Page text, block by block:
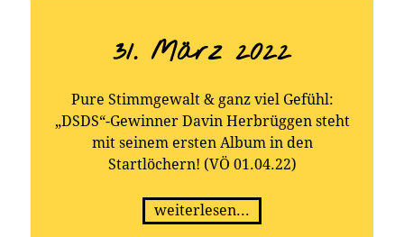
31. März 2022
Pure Stimmgewalt & ganz viel Gefühl:
„DSDS“-Gewinner Davin Herbrüggen steht
mit seinem ersten Album in den
Startlöchern! (VÖ 01.04.22)
weiterlesen...